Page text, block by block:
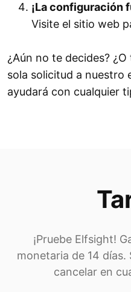
¡La configuración
Visite el sitio web
¿Aún no te decides?
sola solicitud a nuestro
ayudará con cualquier
¡Pruebe Elfsight!
monetaria de 14 días.
cancelar en